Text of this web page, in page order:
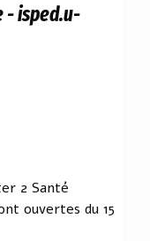
- isped.u-
2 Santé
ouvertes du 15